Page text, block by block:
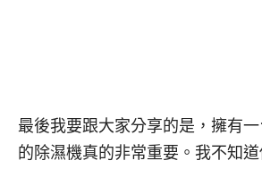
最後我要跟大家分享的是，擁有
的除濕機真的非常重要。我不知